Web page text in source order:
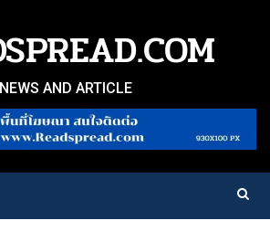
NEWS AND ARTICLE